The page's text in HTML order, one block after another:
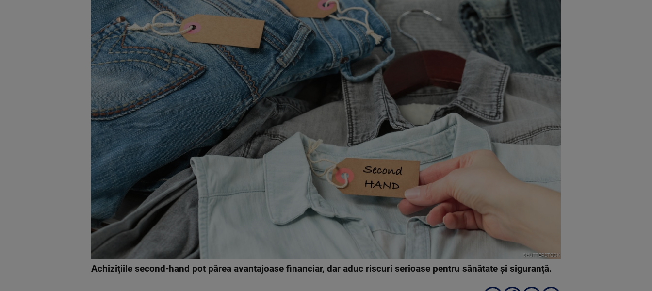
SHUTTERSTOCK
Achizițiile second-hand pot părea avantajoase financiar, dar aduc riscuri serioase pentru sănătate și siguranță.